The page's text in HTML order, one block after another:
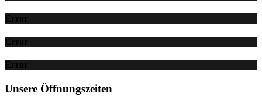
Error
Error
Error
Unsere Öffnungszeiten